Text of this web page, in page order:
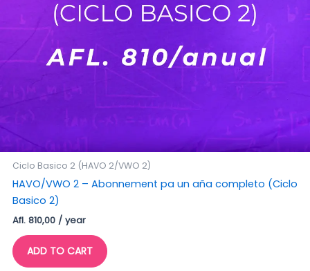
Ciclo Basico 2 (HAVO 2/VWO 2)
HAVO/VWO 2 – Abonnement pa un aña completo (Ciclo
Basico 2)
Afl.810,00 / year
ADD TO CART